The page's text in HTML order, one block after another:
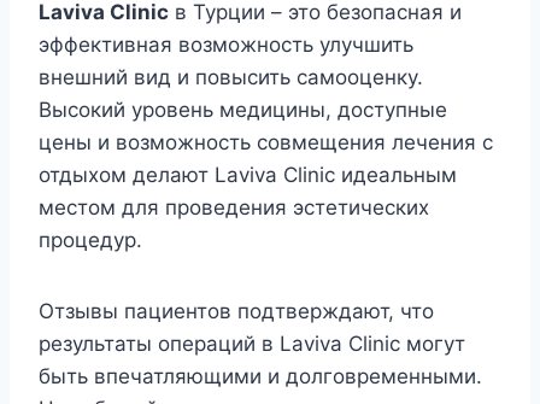
Laviva Clinic в Турции – это безопасная и
эффективная возможность улучшить
внешний вид и повысить самооценку.
Высокий уровень медицины, доступные
цены и возможность совмещения лечения с
отдыхом делают Laviva Clinic идеальным
местом для проведения эстетических
процедур.
Отзывы пациентов подтверждают, что
результаты операций в Laviva Clinic могут
быть впечатляющими и долговременными.